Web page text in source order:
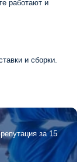
работают и
и сборки.
за 15